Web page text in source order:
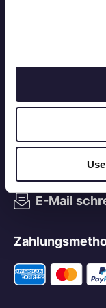
LEI-Suche
Adresse
60316
+49 69
E-Mail